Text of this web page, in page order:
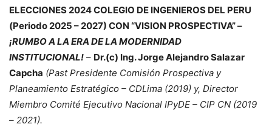
ELECCIONES 2024 COLEGIO DE INGENIEROS DEL PERU
(Periodo 2025 – 2027) CON “VISION PROSPECTIVA” –
¡RUMBO A LA ERA DE LA MODERNIDAD
INSTITUCIONAL! – Dr.(c) Ing. Jorge Alejandro Salazar
Capcha (Past Presidente Comisión Prospectiva y
Planeamiento Estratégico – CDLima (2019) y, Director
Miembro Comité Ejecutivo Nacional IPyDE – CIP CN (2019
– 2021).